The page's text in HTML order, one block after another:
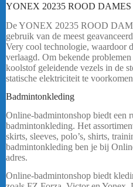
YONEX 20235 ROOD DAMES
De YONEX 20235 ROOD
gebruik van de meest
Very cool technologie, waardoor
verlaagd. Om bekende
koolstof geleidende vezels in de
statische elektriciteit te
Badmintonkleding
Online-badmintonshop biedt een
badmintonkleding. Het
skirts, sleeves, polo’s, shirts,
badmintonkleding ben je bij
adres.
Online-badmintonshop biedt